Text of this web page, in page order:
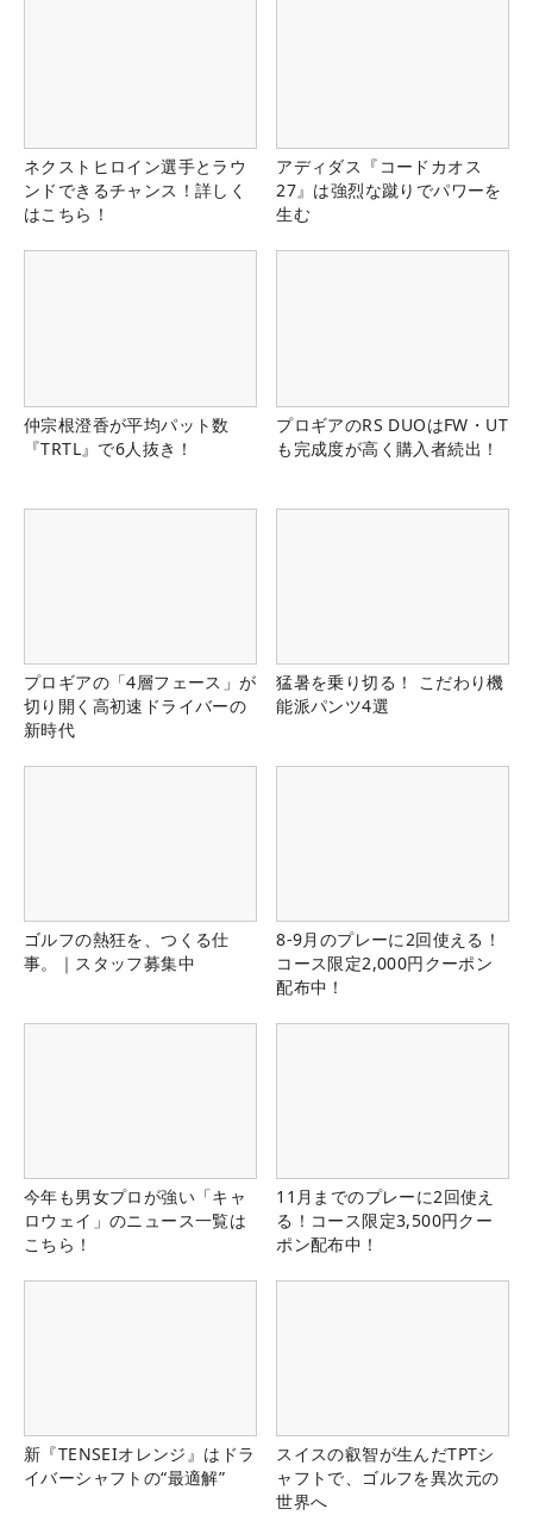
ネクストヒロイン選手とラウ
ンドできるチャンス！詳しく
はこちら！
アディダス『コードカオス
27』は強烈な蹴りでパワーを
生む
仲宗根澄香が平均パット数
『TRTL』で6人抜き！
プロギアのRS DUOはFW・UT
も完成度が高く購入者続出！
プロギアの「4層フェース」が
切り開く高初速ドライバーの
新時代
猛暑を乗り切る！ こだわり機
能派パンツ4選
ゴルフの熱狂を、つくる仕
事。｜スタッフ募集中
8-9月のプレーに2回使える！
コース限定2,000円クーポン
配布中！
今年も男女プロが強い「キャ
ロウェイ」のニュース一覧は
こちら！
11月までのプレーに2回使え
る！コース限定3,500円クー
ポン配布中！
新『TENSEIオレンジ』はドラ
イバーシャフトの“最適解”
スイスの叡智が生んだTPTシ
ャフトで、ゴルフを異次元の
世界へ